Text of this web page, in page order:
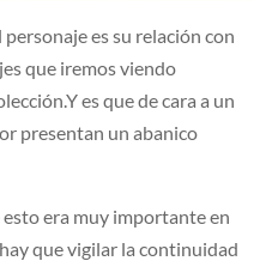
es su relación con
que iremos viendo
es que de cara a un
presentan un abanico
era muy importante en
que vigilar la continuidad